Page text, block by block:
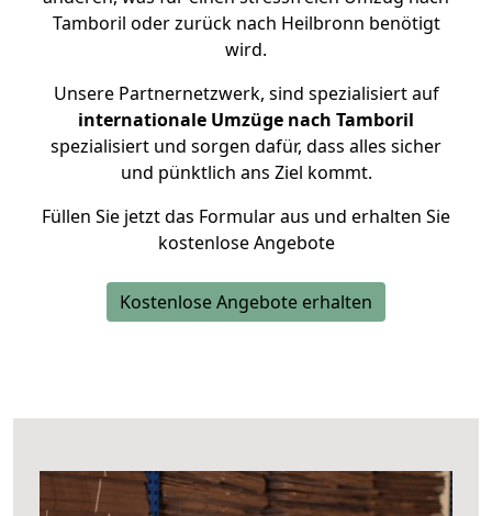
Tamboril oder zurück nach Heilbronn benötigt
wird.
Unsere Partnernetzwerk, sind spezialisiert auf
internationale Umzüge nach Tamboril
spezialisiert und sorgen dafür, dass alles sicher
und pünktlich ans Ziel kommt.
Füllen Sie jetzt das Formular aus und erhalten Sie
kostenlose Angebote
Kostenlose Angebote erhalten